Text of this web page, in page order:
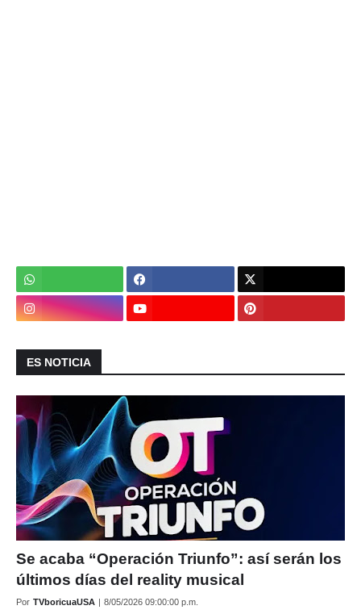
ES NOTICIA
Se acaba “Operación Triunfo”: así serán los
últimos días del reality musical
Por TVboricuaUSA | 8/05/2026 09:00:00 p.m.